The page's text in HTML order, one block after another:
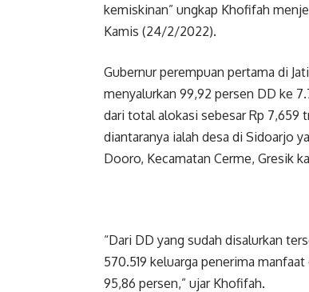
kemiskinan” ungkap Khofifah
Kamis (24/2/2022).
Gubernur perempuan pertama di
menyalurkan 99,92 persen DD ke
dari total alokasi sebesar Rp 7,659
diantaranya ialah desa di Sidoarjo
Dooro, Kecamatan Cerme, Gresik
“Dari DD yang sudah disalurkan
570.519 keluarga penerima
95,86 persen,” ujar Khofifah.